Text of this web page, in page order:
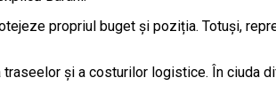
propriul buget și poziția. Totuși,
și a costurilor logistice. În ciuda